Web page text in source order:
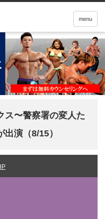
menu
ス〜警察署の変人た
演（8/15）